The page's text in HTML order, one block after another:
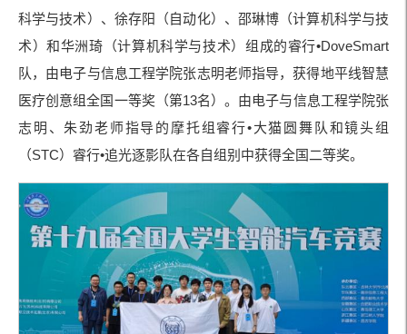
科学与技术）、徐存阳（自动化）、邵琳博（计算机科学与技
术）和华洲琦（计算机科学与技术）组成的睿行•DoveSmart
队，由电子与信息工程学院张志明老师指导，获得地平线智慧
医疗创意组全国一等奖（第13名）。由电子与信息工程学院张
志明、朱劲老师指导的摩托组睿行•大猫圆舞队和镜头组
（STC）睿行•追光逐影队在各自组别中获得全国二等奖。